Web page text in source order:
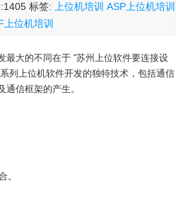
标签: 上位机培训 ASP上位机培训
上位机培训
最大的不同在于 “苏州上位软件要连接设
列上位机软件开发的独特技术，包括通信
信框架的产生。
。